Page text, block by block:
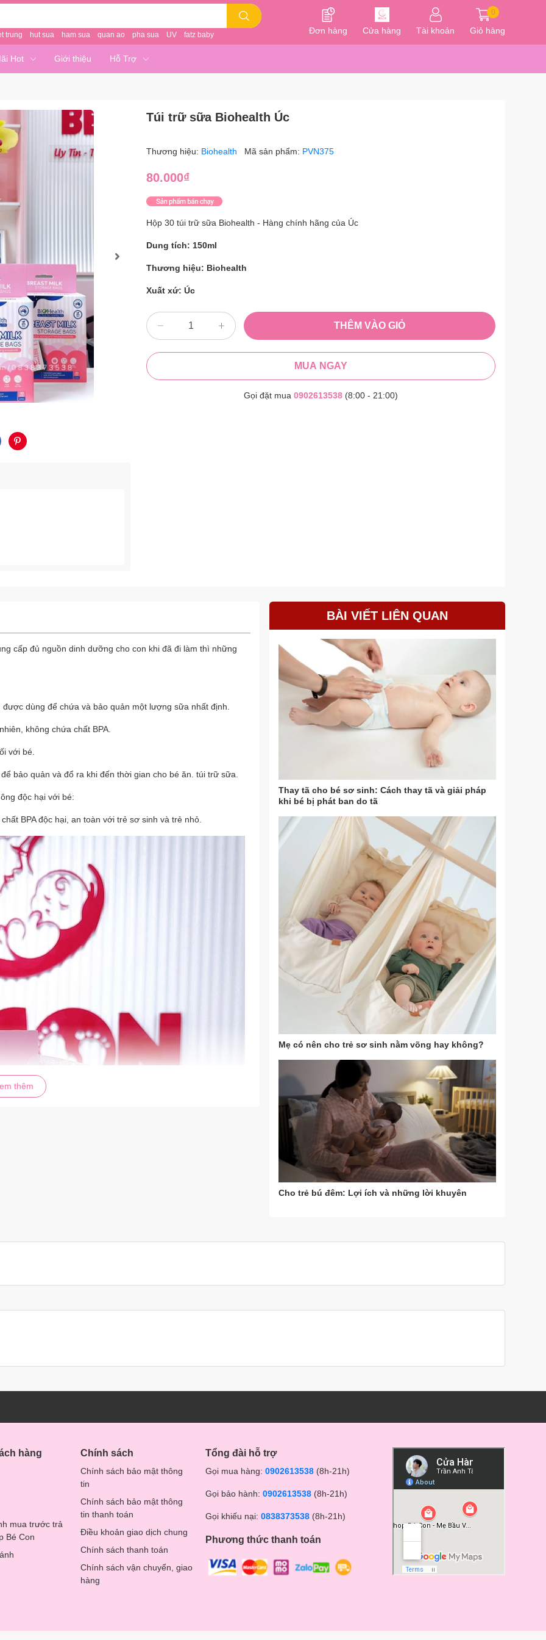
trung hut sua ham sua quan ao pha sua UV fatz baby Đơn hàng Cửa hàng Tài khoản
0
Giỏ hàng
Hot Giới thiệu Hỗ Trợ
Túi trữ sữa Biohealth Úc
Thương hiệu: Biohealth Mã sản phẩm: PVN375
80.000₫
Hộp 30 túi trữ sữa Biohealth - Hàng chính hãng của Úc
Dung tích: 150ml
Thương hiệu: Biohealth
Xuất xứ: Úc
THÊM VÀO GIỎ
MUA NGAY
Gọi đặt mua 0902613538 (8:00 - 21:00)
cấp đủ nguồn dinh dưỡng cho con khi đã đi làm thì những
dùng để chứa và bảo quản một lượng sữa nhất định.
không chứa chất BPA.
với bé.
bảo quản và đổ ra khi đến thời gian cho bé ăn. túi trữ sữa.
độc hại với bé:
BPA độc hại, an toàn với trẻ sơ sinh và trẻ nhỏ.
thêm
BÀI VIẾT LIÊN QUAN
Thay tã cho bé sơ sinh: Cách thay tã và giải pháp
khi bé bị phát ban do tã
Mẹ có nên cho trẻ sơ sinh nằm võng hay không?
Cho trẻ bú đêm: Lợi ích và những lời khuyên
hàng
mua trước trả
Bé Con
Chính sách
Chính sách bảo mật thông
tin
Chính sách bảo mật thông
tin thanh toán
Điều khoản giao dịch chung
Chính sách thanh toán
Chính sách vận chuyển, giao
hàng
Tổng đài hỗ trợ
Gọi mua hàng: 0902613538 (8h-21h)
Gọi bảo hành: 0902613538 (8h-21h)
Gọi khiếu nại: 0838373538 (8h-21h)
Phương thức thanh toán